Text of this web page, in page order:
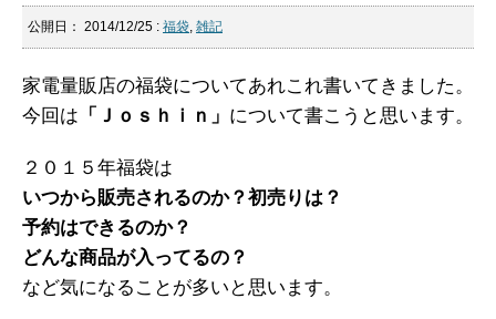
公開日： 2014/12/25 : 福袋, 雑記
家電量販店の福袋についてあれこれ書いてきました。
今回は 「Ｊｏｓｈｉｎ」 について書こうと思います。
２０１５年福袋は
いつから販売されるのか？初売りは？
予約はできるのか？
どんな商品が入ってるの？
など気になることが多いと思います。